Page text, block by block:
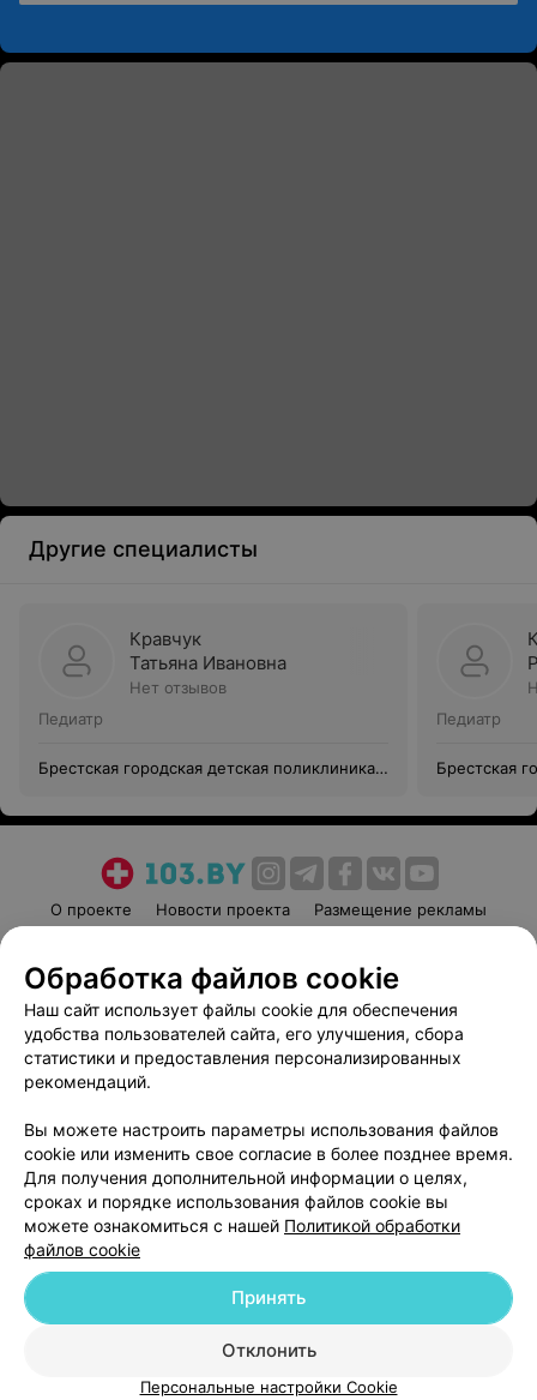
Другие специалисты
Кравчук
Татьяна Ивановна
Нет отзывов
Педиатр
Брестская городская детская поликлиника
Педиатр
Брестская
О проекте Новости проекта
Размещение рекламы
Пользовательское соглашение
Способы оплаты
Вакансии
Партнеры
Написать руководителю 103.by
Обработка персональных данных
© 2026 ООО «Артокс Лаб», УНП 191700409
| 220012, Республика Беларусь,
Служба поддержки +375 291212755
Обработка файлов cookie
Наш сайт использует файлы cookie для обеспечения
удобства пользователей сайта, его улучшения, сбора
статистики и предоставления персонализированных
рекомендаций.
Вы можете настроить параметры использования файлов
cookie или изменить свое согласие в более позднее время.
Для получения дополнительной информации о целях,
сроках и порядке использования файлов cookie вы
можете ознакомиться с нашей Политикой обработки
файлов cookie
Отклонить
Принять
Персональные настройки Cookie